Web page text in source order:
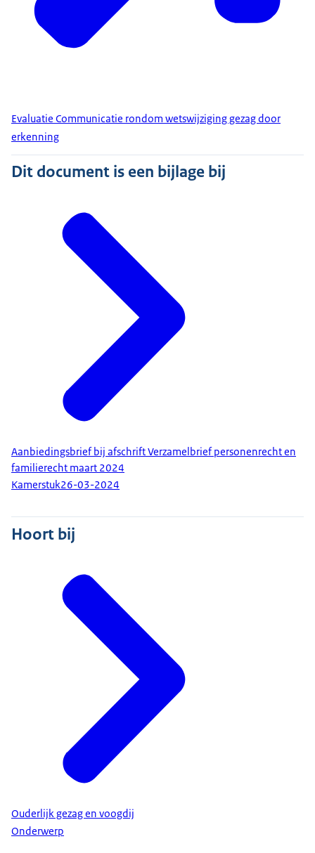
Evaluatie Communicatie rondom wetswijziging gezag door
erkenning
Dit document is een bijlage bij
Aanbiedingsbrief bij afschrift Verzamelbrief personenrecht en
familierecht maart 2024
Kamerstuk26-03-2024
Hoort bij
Ouderlijk gezag en voogdij
Onderwerp